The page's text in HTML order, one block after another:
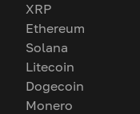
XRP
Ethereum
Solana
Litecoin
Dogecoin
Monero